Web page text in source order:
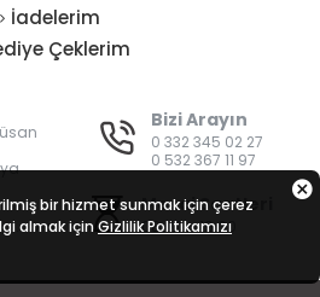
İadelerim
Çeklerim
Bizi Arayın
0 332 345 02 27
0 532 367 11 97
Mesai Saatleri
08:00 - 19:00
bir hizmet sunmak için çerez
almak için Gizlilik Politikamızı